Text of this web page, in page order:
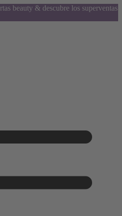
beauty & descubre los superventas